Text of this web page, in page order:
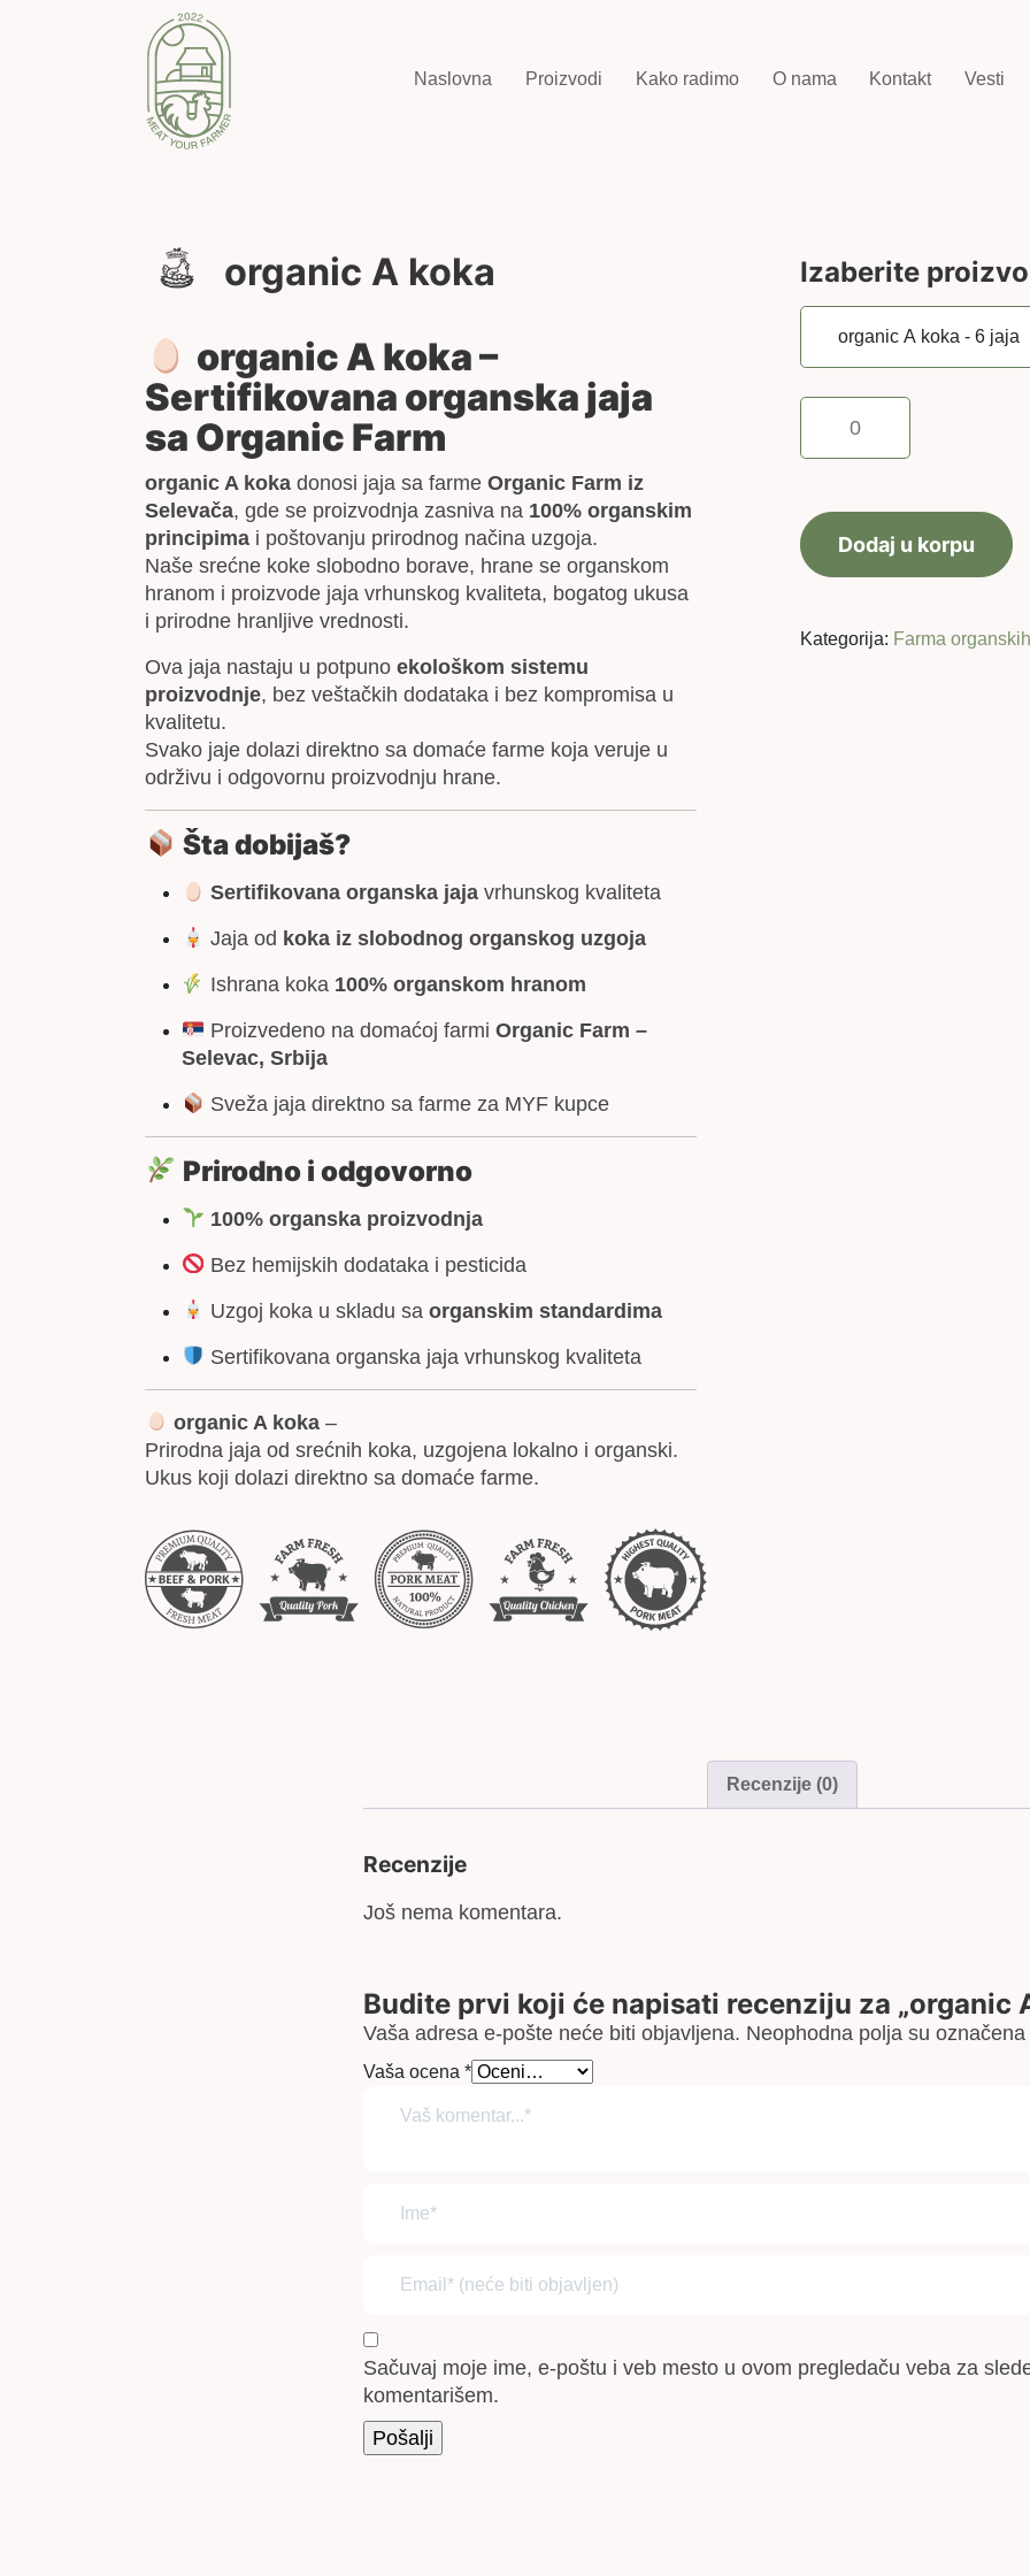
Naslovna Proizvodi Kako radimo O nama Kontakt Vesti
organic A koka
organic A koka –
Sertifikovana organska jaja
sa Organic Farm
organic A koka donosi jaja sa farme Organic Farm iz
Selevača, gde se proizvodnja zasniva na 100% organskim
principima i poštovanju prirodnog načina uzgoja.
Naše srećne koke slobodno borave, hrane se organskom
hranom i proizvode jaja vrhunskog kvaliteta, bogatog ukusa
i prirodne hranljive vrednosti.
Ova jaja nastaju u potpuno ekološkom sistemu
proizvodnje, bez veštačkih dodataka i bez kompromisa u
kvalitetu.
Svako jaje dolazi direktno sa domaće farme koja veruje u
održivu i odgovornu proizvodnju hrane.
Šta dobijaš?
Sertifikovana organska jaja vrhunskog kvaliteta
Jaja od koka iz slobodnog organskog uzgoja
Ishrana koka 100% organskom hranom
Proizvedeno na domaćoj farmiOrganic Farm –
Selevac, Srbija
Sveža jaja direktno sa farme za MYF kupce
Prirodno i odgovorno
100% organska proizvodnja
Bez hemijskih dodataka i pesticida
Uzgoj koka u skladu saorganskim standardima
Sertifikovana organska jaja vrhunskog kvaliteta
organic A koka –
Prirodna jaja od srećnih koka, uzgojena lokalno i organski.
Ukus koji dolazi direktno sa domaće farme.
Izaberite
organic
koka
6
jaja
količina
Dodaj u korpu
Kategorija: Farma
Recenzije (0)
Recenzije
Još nema komentara.
Budite prvi koji će napisati recenziju za „organic
Vaša adresa e-pošte neće biti objavljena. Neophodna polja su označena
Vaša ocena *
Sačuvaj moje ime, e-poštu i veb mesto u ovom pregledaču veba za
komentarišem.